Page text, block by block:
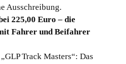
Ausschreibung.
225,00 Euro – die
Fahrer und Beifahrer
Track Masters“: Das